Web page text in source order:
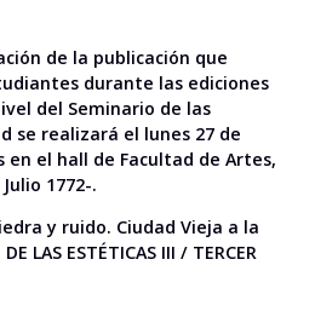
de la publicación que
durante las ediciones
del Seminario de las
se realizará el lunes 27 de
en el hall de Facultad de Artes,
1772-.
y ruido. Ciudad Vieja a la
LAS ESTÉTICAS III / TERCER